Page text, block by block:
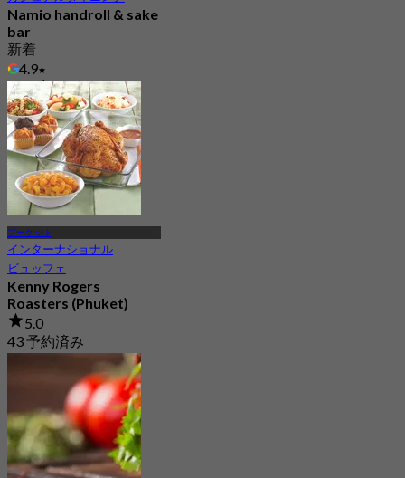
Namio handroll & sake
bar
新着
4.9
から฿ 770
プーケット
インターナショナル
ビュッフェ
Kenny Rogers
Roasters (Phuket)
5.0
43 予約済み